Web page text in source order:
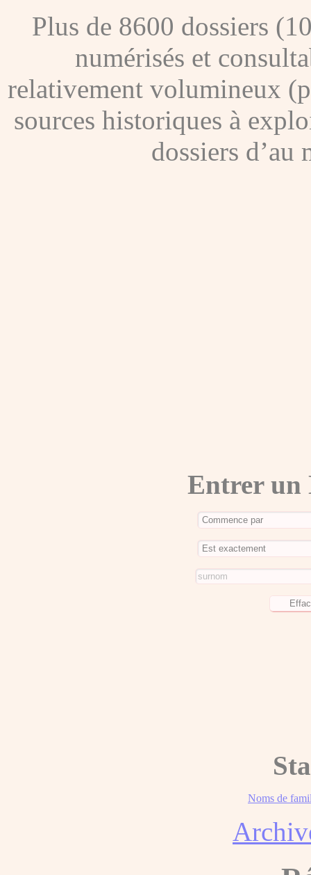
Plus de 8600 dossiers
numérisés et
relativement volumineux
sources historiques à
dossiers d’au
Entrer un
Noms de